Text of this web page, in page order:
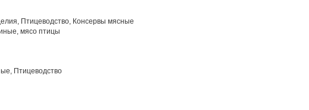
Птицеводство, Консервы мясные
мясо птицы
Птицеводство